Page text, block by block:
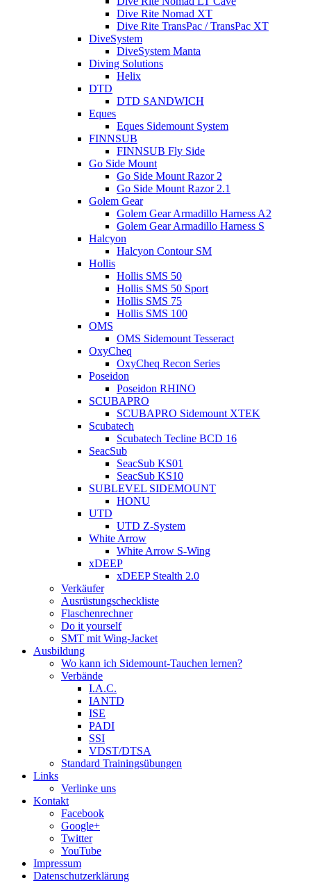
Dive Rite Nomad XT
Dive Rite TransPac / TransPac XT
DiveSystem
DiveSystem Manta
Diving Solutions
Helix
DTD
DTD SANDWICH
Eques
Eques Sidemount System
FINNSUB
FINNSUB Fly Side
Go Side Mount
Go Side Mount Razor 2
Go Side Mount Razor 2.1
Golem Gear
Golem Gear Armadillo Harness A2
Golem Gear Armadillo Harness S
Halcyon
Halcyon Contour SM
Hollis
Hollis SMS 50
Hollis SMS 50 Sport
Hollis SMS 75
Hollis SMS 100
OMS
OMS Sidemount Tesseract
OxyCheq
OxyCheq Recon Series
Poseidon
Poseidon RHINO
SCUBAPRO
SCUBAPRO Sidemount XTEK
Scubatech
Scubatech Tecline BCD 16
SeacSub
SeacSub KS01
SeacSub KS10
SUBLEVEL SIDEMOUNT
HONU
UTD
UTD Z-System
White Arrow
White Arrow S-Wing
xDEEP
xDEEP Stealth 2.0
Verkäufer
Ausrüstungscheckliste
Flaschenrechner
Do it yourself
SMT mit Wing-Jacket
Ausbildung
Wo kann ich Sidemount-Tauchen lernen?
Verbände
I.A.C.
IANTD
ISE
PADI
SSI
VDST/DTSA
Standard Trainingsübungen
Links
Verlinke uns
Kontakt
Facebook
Google+
Twitter
YouTube
Impressum
Datenschutzerklärung